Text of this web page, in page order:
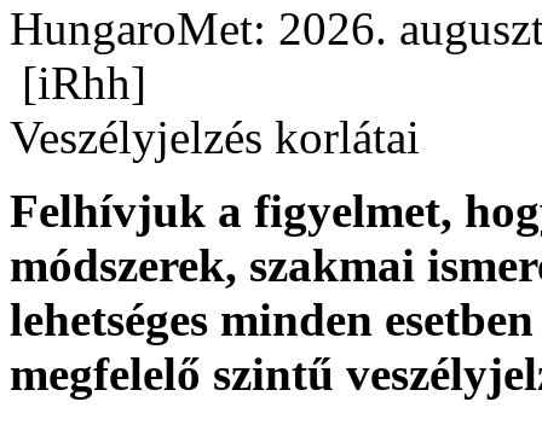
HungaroMet: 2026.
[iRhh]
Veszélyjelzés korlátai
Felhívjuk a figyelmet,
módszerek, szakmai
lehetséges minden
megfelelő szintű